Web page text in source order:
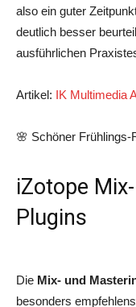
also ein guter
deutlich besser
ausführlichen
Artikel: IK Multimedia
🌸 Schöner Frühlings-
iZotope
Plugins
Die Mix- und
besonders